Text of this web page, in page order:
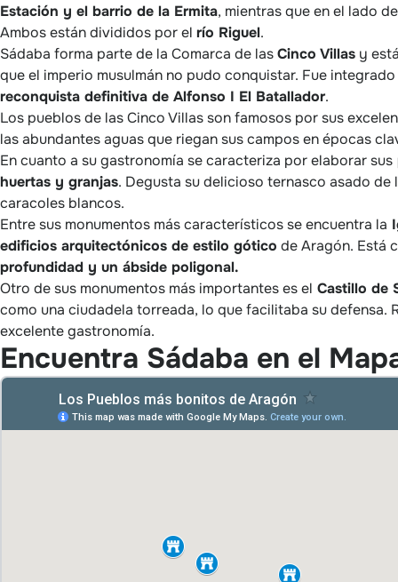
Estación y el barrio de la Ermita, mientras que en el lado
Ambos están divididos por el río Riguel.
Sádaba forma parte de la Comarca de lasCinco Villas y
que el imperio musulmán no pudo conquistar. Fue
reconquista definitiva de Alfonso I El Batallador.
Los pueblos de las Cinco Villas son famosos por sus
las abundantes aguas que riegan sus campos en épocas
En cuanto a su gastronomía se caracteriza por elaborar sus
huertas y granjas. Degusta su delicioso ternasco asado
caracoles blancos.
Entre sus monumentos más característicos se encuentra la
edificios arquitectónicos de estilo gótico de Aragón. Está
profundidad y un ábside poligonal.
Otro de sus monumentos más importantes es el Castillo de
como una ciudadela torreada, lo que facilitaba su defensa.
excelente gastronomía.
Encuentra Sádaba en el